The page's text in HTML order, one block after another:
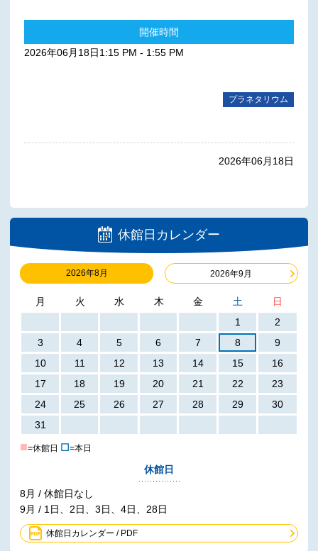
休館日カレンダー
2026年8月 2026年9月
月 火 水 木 金 土
日
1
2
3
4 5 6 7 8
9
10
11 12 13 14 15
16
17
18 19 20 21 22
23
24
25 26 27 28 29
30
31
■=休館日 ☐=本日
休館日
8月 / 休館日なし
9月 / 1日、2日、3日、4日、28日
休館日カレンダー / PDF
開催時間
2026年06月18日1:15 PM - 1:55 PM
プラネタリウム
2026年06月18日